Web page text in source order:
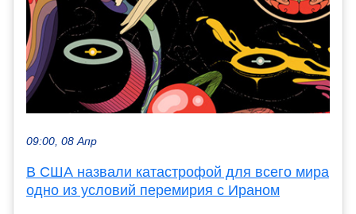
09:00, 08 Апр
В США назвали катастрофой для всего мира
одно из условий перемирия с Ираном